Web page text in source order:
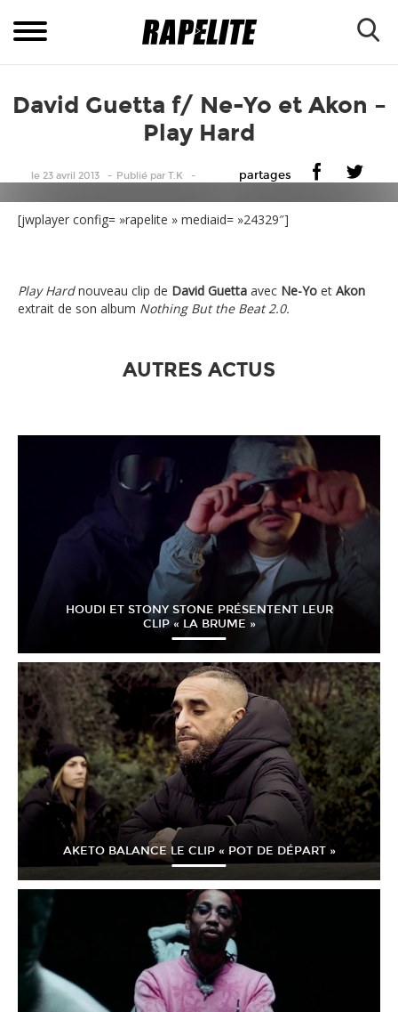
David Guetta f/ Ne-Yo et Akon –
Play Hard
le 23 avril 2013 Publiépar T.K partages
[jwplayer config= »rapelite » mediaid= »24329″]
Play Hardnouveau clip de David Guetta avec Ne-Yo et Akon
extrait de son album Nothing But the Beat 2.0.
AUTRES ACTUS
HOUDI ET STONY STONE PRÉSENTENT LEUR
CLIP « LA BRUME »
AKETO BALANCE LE CLIP « POT DE DÉPART »